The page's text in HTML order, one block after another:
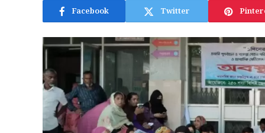
Facebook Twitter